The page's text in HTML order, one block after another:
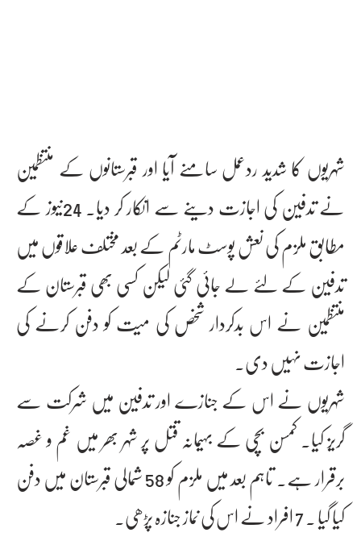
شہریوں کا شدید ردعمل سامنے آیا اور قبرستانوں کے منتظمین
نے تدفین کی اجازت دینے سے انکار کر دیا۔ 24نیوز کے
مطابق ملزم کی نعش پوسٹ مارٹم کے بعد مختلف علاقوں میں
تدفین کے لئے لے جائی گئی لیکن کسی بھی قبرستان کے
منتظمین نے اس بدکردار شخص کی میت کو دفن کرنے کی
اجازت نہیں دی۔
شہریوں نے اس کے جنازے اور تدفین میں شرکت سے
گریز کیا۔ کمسن بچی کے بہیمانہ قتل پر شہر بھر میں غم و غصہ
برقرار ہے۔ تاہم بعد میں ملزم کو 58 شمالی قبرستان میں دفن
کیا گیا ۔ 7 افراد نے اس کی نماز جنازہ پڑھی۔